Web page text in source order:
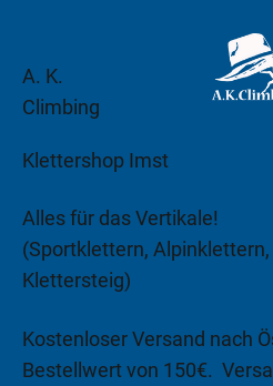
A. K.
Climbing
Klettershop Imst
Alles für das Vertikale!
(Sportklettern, Alpinklettern,
Klettersteig)
Kostenloser Versand nach
Bestellwert von 150€.